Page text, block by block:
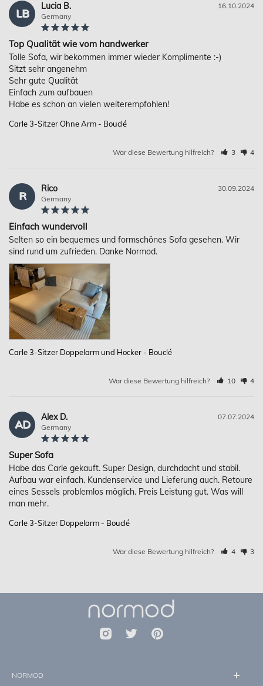
LB
16.10.2024
Lucia B.
Germany
Top Qualität wie vom handwerker
Tolle Sofa, wir bekommen immer wieder Komplimente :-)
Sitzt sehr angenehm
Sehr gute Qualität
Einfach zum aufbauen
Habe es schon an vielen weiterempfohlen!
Carle 3-Sitzer Ohne Arm - Bouclé
War diese Bewertung hilfreich? 3 4
R
30.09.2024
Rico
Germany
Einfach wundervoll
Selten so ein bequemes und formschönes Sofa gesehen. Wir
sind rund um zufrieden. Danke Normod.
Carle 3-Sitzer Doppelarm und Hocker - Bouclé
War diese Bewertung hilfreich? 10 4
AD
07.07.2024
Alex D.
Germany
Super Sofa
Habe das Carle gekauft. Super Design, durchdacht und stabil.
Aufbau war einfach. Kundenservice und Lieferung auch. Retoure
eines Sessels problemlos möglich. Preis Leistung gut. Was will
Carle 3-Sitzer Doppelarm - Bouclé
War diese Bewertung hilfreich? 4 3
NORMOD